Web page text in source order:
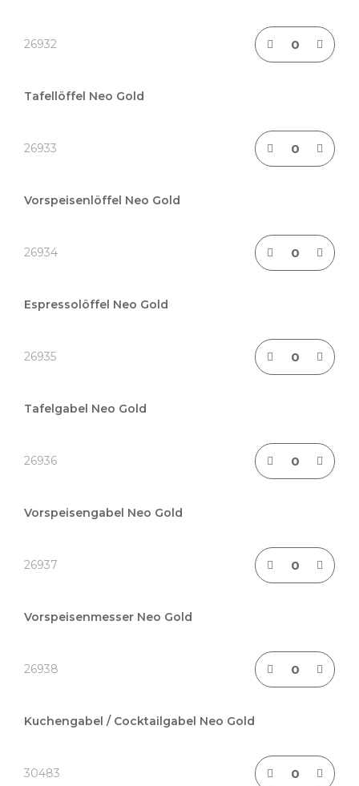
26932
Tafellöffel Neo Gold
26933
Vorspeisenlöffel Neo Gold
26934
Espressolöffel Neo Gold
26935
Tafelgabel Neo Gold
26936
Vorspeisengabel Neo Gold
26937
Vorspeisenmesser Neo Gold
26938
Kuchengabel / Cocktailgabel Neo Gold
30483